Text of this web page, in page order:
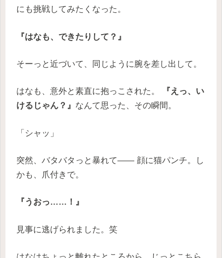
にも挑戦してみたくなった。
『はなも、できたりして？』
そーっと近づいて、同じように腕を差し出して。
はなも、意外と素直に抱っこされた。
『えっ、い
けるじゃん？』 なんて思った、その瞬間。
「シャッ」
突然、バタバタっと暴れて―― 顔に猫パンチ。し
かも、爪付きで。
『うおっ……！』
見事に逃げられました。笑